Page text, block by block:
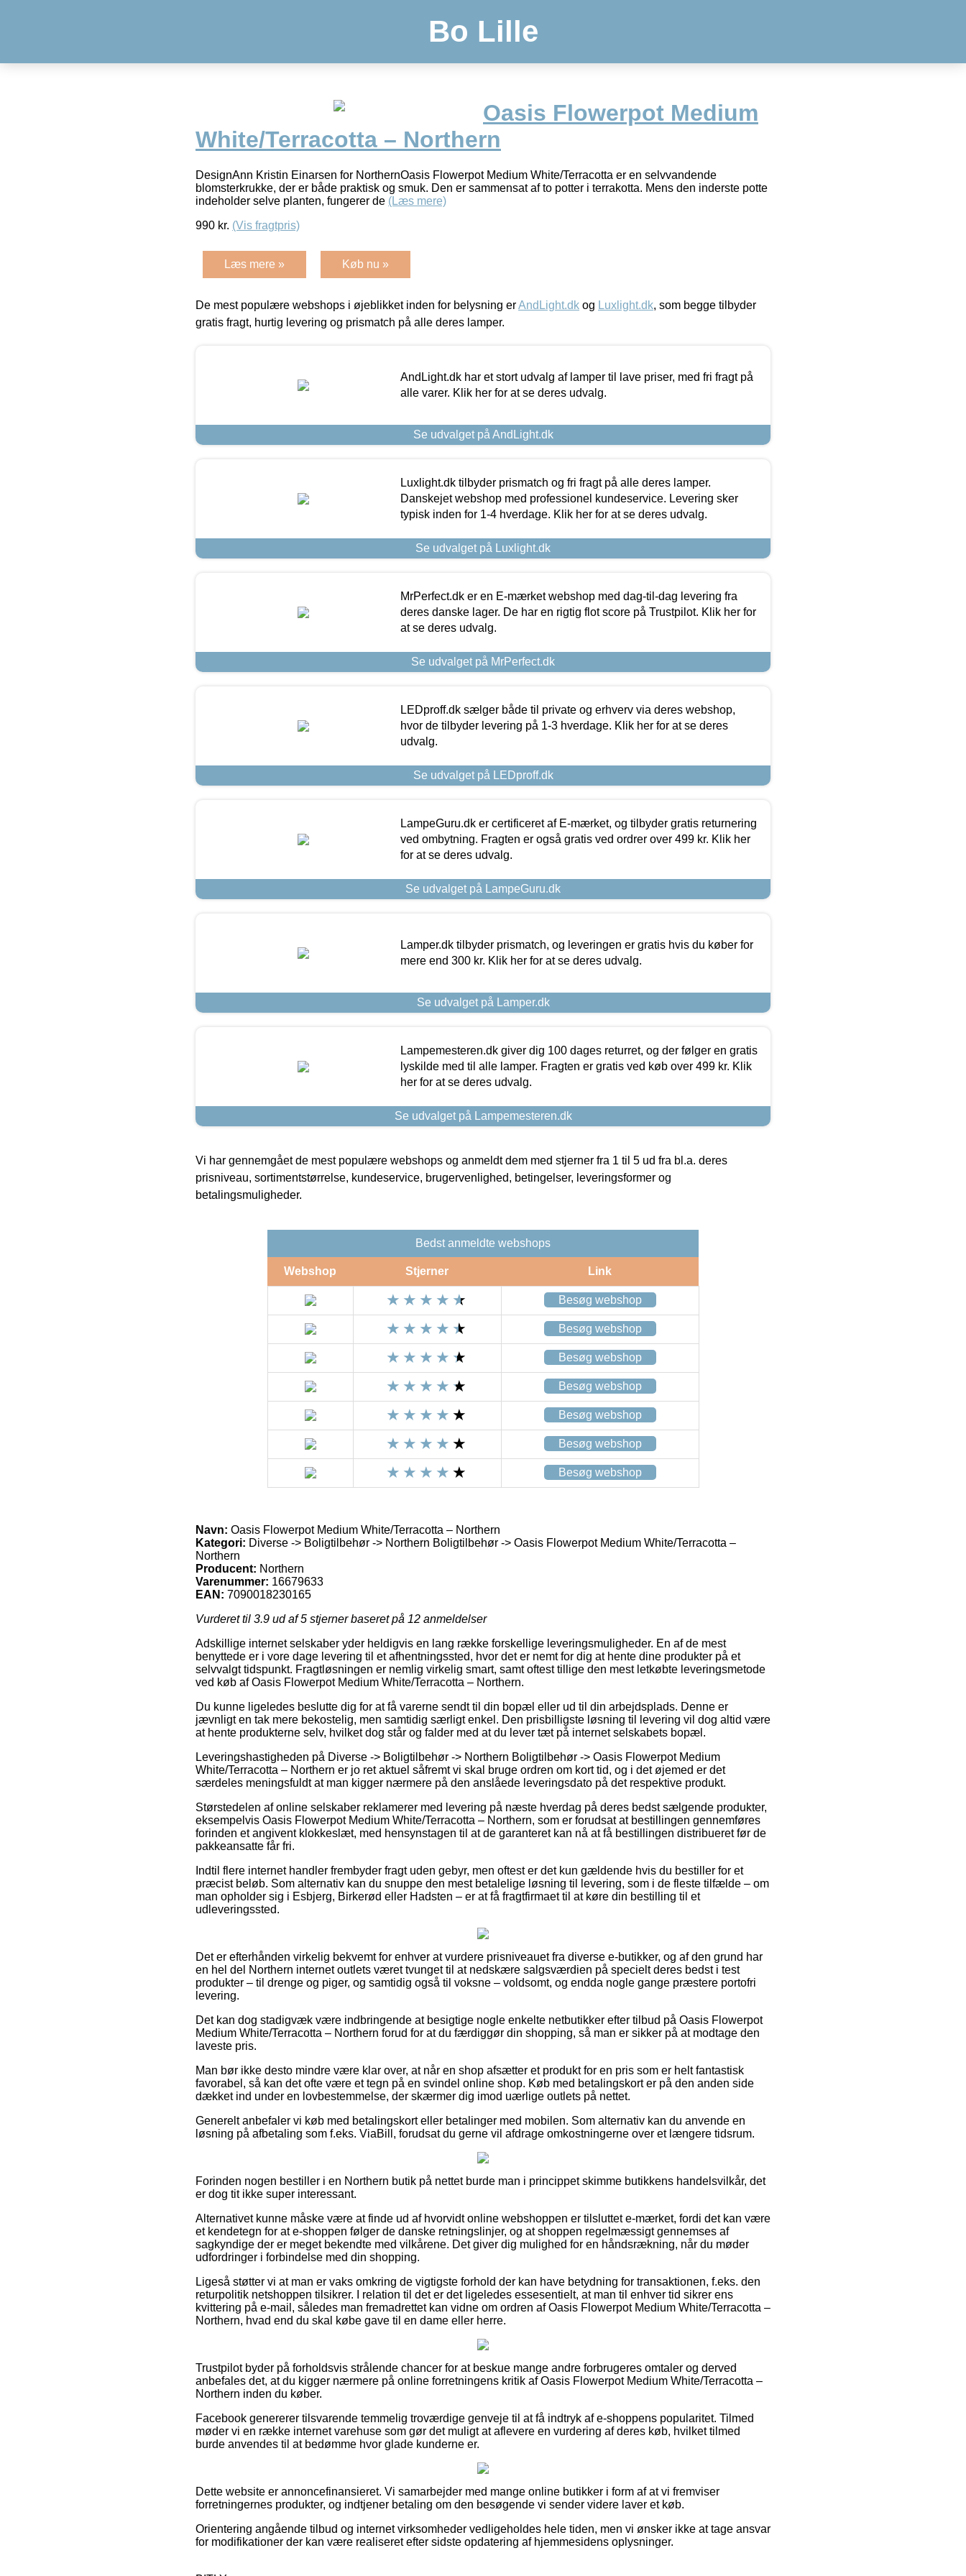
Bo Lille
Oasis Flowerpot Medium
White/Terracotta – Northern
DesignAnn Kristin Einarsen for NorthernOasis Flowerpot Medium White/Terracotta er en selvvandende
blomsterkrukke, der er både praktisk og smuk. Den er sammensat af to potter i terrakotta. Mens den inderste potte
indeholder selve planten, fungerer de (Læs mere)
990 kr. (Vis fragtpris)
Læs mere » Køb nu »
De mest populære webshops i øjeblikket inden for belysning erAndLight.dk og Luxlight.dk, som begge tilbyder
gratis fragt, hurtig levering og prismatch på alle deres lamper.
AndLight.dk har et stort udvalg af lamper til lave priser, med fri fragt på
alle varer. Klik her for at se deres udvalg.
Se udvalget på AndLight.dk
Luxlight.dk tilbyder prismatch og fri fragt på alle deres lamper.
Danskejet webshop med professionel kundeservice. Levering sker
typisk inden for 1-4 hverdage. Klik her for at se deres udvalg.
Se udvalget på Luxlight.dk
MrPerfect.dk er en E-mærket webshop med dag-til-dag levering fra
deres danske lager. De har en rigtig flot score på Trustpilot. Klik her for
at se deres udvalg.
Se udvalget på MrPerfect.dk
LEDproff.dk sælger både til private og erhverv via deres webshop,
hvor de tilbyder levering på 1-3 hverdage. Klik her for at se deres
udvalg.
Se udvalget på LEDproff.dk
LampeGuru.dk er certificeret af E-mærket, og tilbyder gratis returnering
ved ombytning. Fragten er også gratis ved ordrer over 499 kr. Klik her
for at se deres udvalg.
Se udvalget på LampeGuru.dk
Lamper.dk tilbyder prismatch, og leveringen er gratis hvis du køber for
mere end 300 kr. Klik her for at se deres udvalg.
Se udvalget på Lamper.dk
Lampemesteren.dk giver dig 100 dages returret, og der følger en gratis
lyskilde med til alle lamper. Fragten er gratis ved køb over 499 kr. Klik
her for at se deres udvalg.
Se udvalget på Lampemesteren.dk
Vi har gennemgået de mest populære webshops og anmeldt dem med stjerner fra 1 til 5 ud fra bl.a. deres
prisniveau, sortimentstørrelse, kundeservice, brugervenlighed, betingelser, leveringsformer og
betalingsmuligheder.
Bedst anmeldte webshops
Webshop Stjerner Link
Besøg webshop
Besøg webshop
Besøg webshop
Besøg webshop
Besøg webshop
Besøg webshop
Besøg webshop
Navn: Oasis Flowerpot Medium White/Terracotta – Northern
Kategori: Diverse -> Boligtilbehør -> Northern Boligtilbehør -> Oasis Flowerpot Medium White/Terracotta –
Northern
Producent: Northern
Varenummer: 16679633
EAN: 7090018230165
Vurderet til 3.9 ud af 5 stjerner baseret på 12 anmeldelser
Adskillige internet selskaber yder heldigvis en lang række forskellige leveringsmuligheder. En af de mest
benyttede er i vore dage levering til et afhentningssted, hvor det er nemt for dig at hente dine produkter på et
selvvalgt tidspunkt. Fragtløsningen er nemlig virkelig smart, samt oftest tillige den mest letkøbte leveringsmetode
ved køb af Oasis Flowerpot Medium White/Terracotta – Northern.
Du kunne ligeledes beslutte dig for at få varerne sendt til din bopæl eller ud til din arbejdsplads. Denne er
jævnligt en tak mere bekostelig, men samtidig særligt enkel. Den prisbilligste løsning til levering vil dog altid være
at hente produkterne selv, hvilket dog står og falder med at du lever tæt på internet selskabets bopæl.
Leveringshastigheden på Diverse -> Boligtilbehør -> Northern Boligtilbehør -> Oasis Flowerpot Medium
White/Terracotta – Northern er jo ret aktuel såfremt vi skal bruge ordren om kort tid, og i det øjemed er det
særdeles meningsfuldt at man kigger nærmere på den anslåede leveringsdato på det respektive produkt.
Størstedelen af online selskaber reklamerer med levering på næste hverdag på deres bedst sælgende produkter,
eksempelvis Oasis Flowerpot Medium White/Terracotta – Northern, som er forudsat at bestillingen gennemføres
forinden et angivent klokkeslæt, med hensynstagen til at de garanteret kan nå at få bestillingen distribueret før de
pakkeansatte får fri.
Indtil flere internet handler frembyder fragt uden gebyr, men oftest er det kun gældende hvis du bestiller for et
præcist beløb. Som alternativ kan du snuppe den mest betalelige løsning til levering, som i de fleste tilfælde – om
man opholder sig i Esbjerg, Birkerød eller Hadsten – er at få fragtfirmaet til at køre din bestilling til et
udleveringssted.
Det er efterhånden virkelig bekvemt for enhver at vurdere prisniveauet fra diverse e-butikker, og af den grund har
en hel del Northern internet outlets været tvunget til at nedskære salgsværdien på specielt deres bedst i test
produkter – til drenge og piger, og samtidig også til voksne – voldsomt, og endda nogle gange præstere portofri
levering.
Det kan dog stadigvæk være indbringende at besigtige nogle enkelte netbutikker efter tilbud på Oasis Flowerpot
Medium White/Terracotta – Northern forud for at du færdiggør din shopping, så man er sikker på at modtage den
laveste pris.
Man bør ikke desto mindre være klar over, at når en shop afsætter et produkt for en pris som er helt fantastisk
favorabel, så kan det ofte være et tegn på en svindel online shop. Køb med betalingskort er på den anden side
dækket ind under en lovbestemmelse, der skærmer dig imod uærlige outlets på nettet.
Generelt anbefaler vi køb med betalingskort eller betalinger med mobilen. Som alternativ kan du anvende en
løsning på afbetaling som f.eks. ViaBill, forudsat du gerne vil afdrage omkostningerne over et længere tidsrum.
Forinden nogen bestiller i en Northern butik på nettet burde man i princippet skimme butikkens handelsvilkår, det
er dog tit ikke super interessant.
Alternativet kunne måske være at finde ud af hvorvidt online webshoppen er tilsluttet e-mærket, fordi det kan være
et kendetegn for at e-shoppen følger de danske retningslinjer, og at shoppen regelmæssigt gennemses af
sagkyndige der er meget bekendte med vilkårene. Det giver dig mulighed for en håndsrækning, når du møder
udfordringer i forbindelse med din shopping.
Ligeså støtter vi at man er vaks omkring de vigtigste forhold der kan have betydning for transaktionen, f.eks. den
returpolitik netshoppen tilsikrer. I relation til det er det ligeledes essesentielt, at man til enhver tid sikrer ens
kvittering på e-mail, således man fremadrettet kan vidne om ordren af Oasis Flowerpot Medium White/Terracotta –
Northern, hvad end du skal købe gave til en dame eller herre.
Trustpilot byder på forholdsvis strålende chancer for at beskue mange andre forbrugeres omtaler og derved
anbefales det, at du kigger nærmere på online forretningens kritik af Oasis Flowerpot Medium White/Terracotta –
Northern inden du køber.
Facebook genererer tilsvarende temmelig troværdige genveje til at få indtryk af e-shoppens popularitet. Tilmed
møder vi en række internet varehuse som gør det muligt at aflevere en vurdering af deres køb, hvilket tilmed
burde anvendes til at bedømme hvor glade kunderne er.
Dette website er annoncefinansieret. Vi samarbejder med mange online butikker i form af at vi fremviser
forretningernes produkter, og indtjener betaling om den besøgende vi sender videre laver et køb.
Orientering angående tilbud og internet virksomheder vedligeholdes hele tiden, men vi ønsker ikke at tage ansvar
for modifikationer der kan være realiseret efter sidste opdatering af hjemmesidens oplysninger.